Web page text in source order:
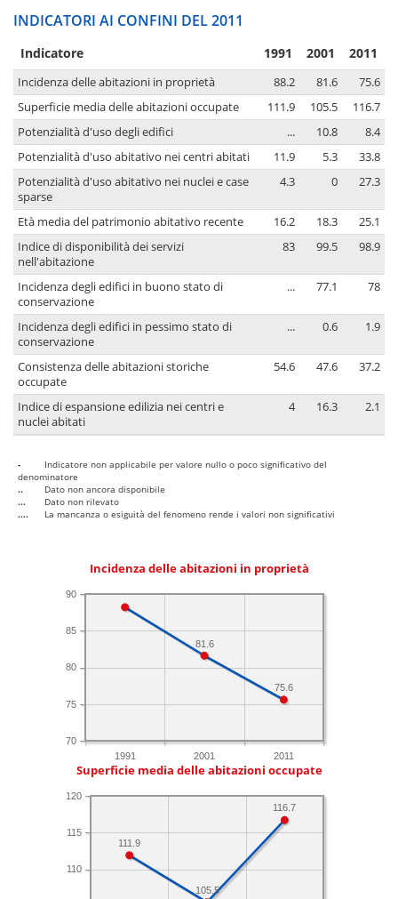
INDICATORI AI CONFINI DEL 2011
Indicatore 1991 2001 2011
Incidenza delle abitazioni in proprietà 88.2 81.6
75.6
Superficie media delle abitazioni occupate
111.9 105.5
116.7
Potenzialità d'uso degli edifici
... 10.8
8.4
Potenzialità d'uso abitativo nei centri abitati
11.9 5.3
33.8
Potenzialità d'uso abitativo nei nuclei e case
sparse
4.3 0 27.3
Età media del patrimonio abitativo recente 16.2 18.3
25.1
Indice di disponibilità dei servizi
nell'abitazione
83 99.5 98.9
Incidenza degli edifici in buono stato di
conservazione
... 77.1 78
Incidenza degli edifici in pessimo stato di
conservazione
... 0.6 1.9
Consistenza delle abitazioni storiche
occupate
54.6 47.6 37.2
Indice di espansione edilizia nei centri e
nuclei abitati
4 16.3 2.1
-
Indicatore non applicabile per valore nullo o poco significativo del
denominatore
..
Dato non ancora disponibile
...
Dato non rilevato
....
La mancanza o esiguità del fenomeno rende i valori non significativi
Incidenza delle abitazioni in proprietà
1991 2001 2011
70
75
80
85
90
75.6
81.6
Superficie media delle abitazioni occupate
110
115
120
116.7
105.5
111.9